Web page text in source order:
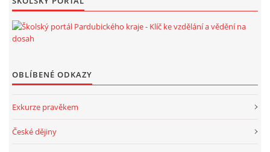
OBLÍBENÉ ODKAZY
Exkurze pravěkem
České dějiny